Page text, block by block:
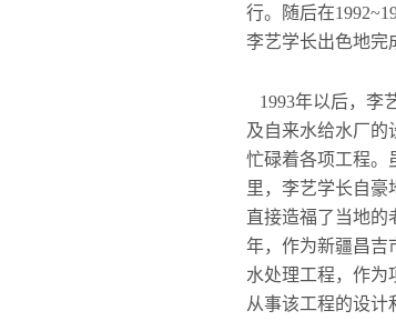
行。随后在
李艺学长出色地完
1993年以后，李
及自来水给水厂
忙碌着各项工程。
里，李艺学长自豪
直接造福了当地的
年，作为新疆昌吉
水处理工程，作为
从事该工程的设计